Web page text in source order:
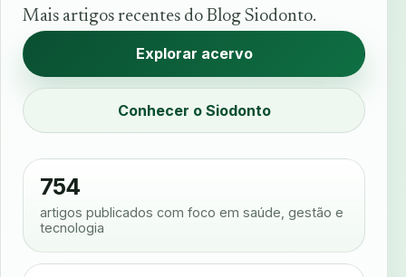
Mais artigos recentes do Blog Siodonto.
Explorar acervo
Conhecer o Siodonto
754
artigos publicados com foco em saúde, gestão e
tecnologia